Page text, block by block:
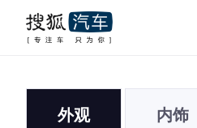
外观 内饰